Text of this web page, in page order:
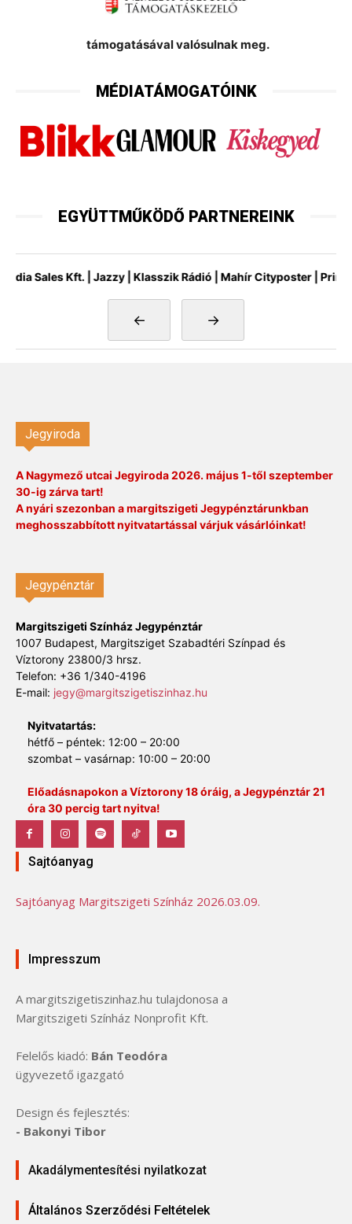
támogatásával valósulnak meg.
MÉDIATÁMOGATÓINK
EGYÜTTMŰKÖDŐ PARTNEREINK
Sales Kft. | Jazzy | Klasszik Rádió | Mahír Cityposter |
← →
Jegyiroda
A Nagymező utcai Jegyiroda 2026. május 1-től szeptember
30-ig zárva tart!
A nyári szezonban a margitszigeti Jegypénztárunkban
meghosszabbított nyitvatartással várjuk vásárlóinkat!
Jegypénztár
Margitszigeti Színház Jegypénztár
1007 Budapest, Margitsziget Szabadtéri Színpad és
Víztorony 23800/3 hrsz.
Telefon: +36 1/340-4196
E-mail: jegy@margitszigetiszinhaz.hu
Nyitvatartás:
hétfő – péntek: 12:00 – 20:00
szombat – vasárnap: 10:00 – 20:00
Előadásnapokon a Víztorony 18 óráig, a Jegypénztár 21
óra 30 percig tart nyitva!
Sajtóanyag
Sajtóanyag Margitszigeti Színház 2026.03.09.
Impresszum
A margitszigetiszinhaz.hu tulajdonosa a
Margitszigeti Színház Nonprofit Kft.
Felelős kiadó: Bán Teodóra
ügyvezető igazgató
Design és fejlesztés:
- Bakonyi Tibor
Akadálymentesítési nyilatkozat
Általános Szerződési Feltételek